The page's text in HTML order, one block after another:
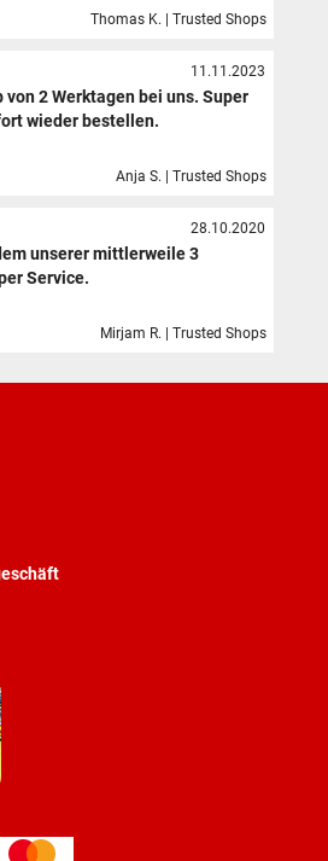
Thomas K. | Trusted Shops
11.11.2023
von 2 Werktagen bei uns. Super
wieder bestellen.
Anja S. | Trusted Shops
28.10.2020
unserer mittlerweile 3
Service.
Mirjam R. | Trusted Shops